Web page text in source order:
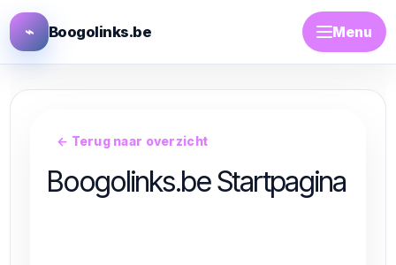
⌁ Boogolinks.be Menu
← Terug naar overzicht
Boogolinks.be Startpagina